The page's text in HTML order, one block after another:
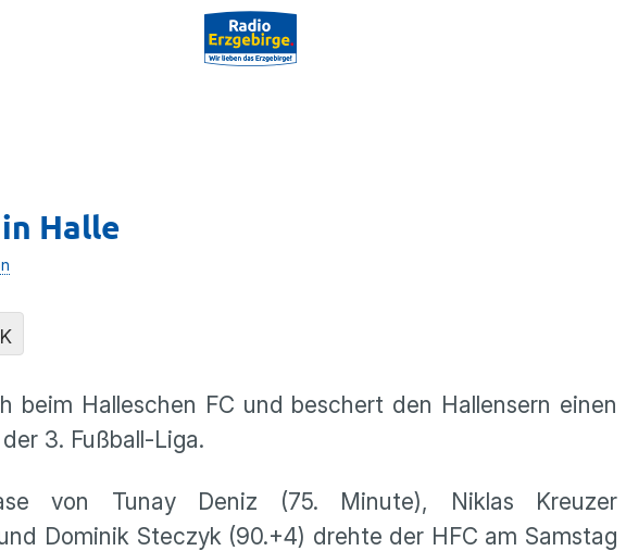
Halle
beim Halleschen FC und beschert den Hallensern einen
3. Fußball-Liga.
von Tunay Deniz (75. Minute), Niklas Kreuzer
Dominik Steczyk (90.+4) drehte der HFC am Samstag